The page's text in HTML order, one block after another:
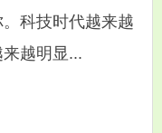
科技时代越来越
越明显...